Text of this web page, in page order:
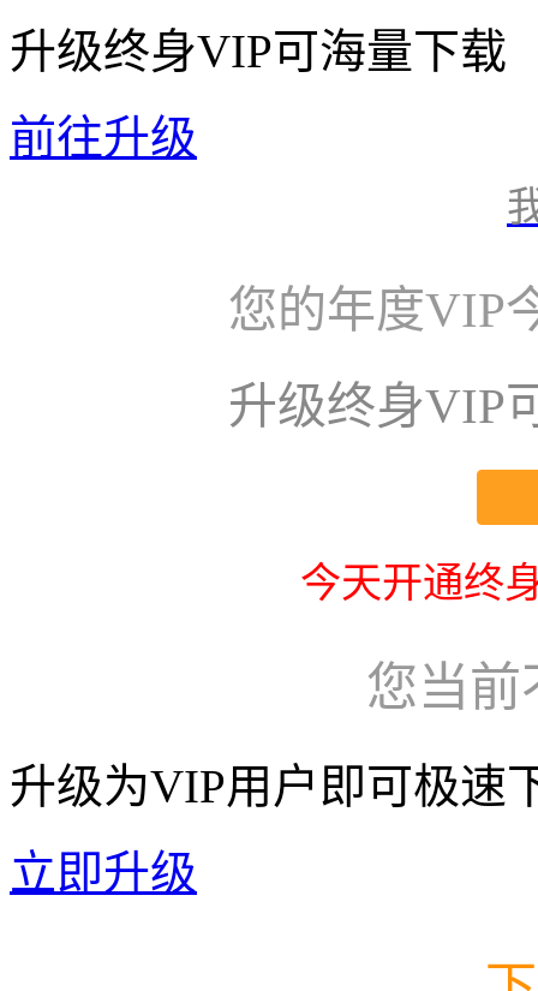
升级终身VIP可海量下载
前往升级
您的年度VIP
升级终身VIP
今天开通终
您当前
升级为VIP用户即可极速
立即升级